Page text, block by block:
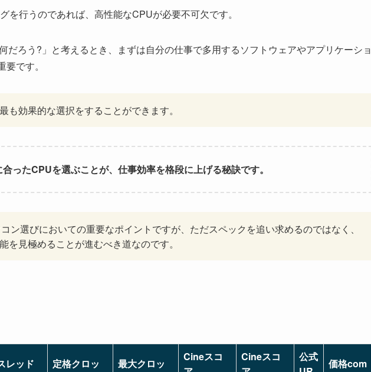
を行うのであれば、高性能なCPUが必要不可欠です。
だろう?」と考えるとき、まずは自分の仕事で多用するソフトウェアやアプリケーショ
です。
も効果的な選択をすることができます。
ったCPUを選ぶことが、仕事効率を格段に上げる秘訣です。
ン選びにおいての重要なポイントですが、ただスペックを追い求めるのではなく、
を見極めることが進むべき道なのです。
レッド
定格クロッ
最大クロッ
Cineスコ
Cineスコ
公式
価格com